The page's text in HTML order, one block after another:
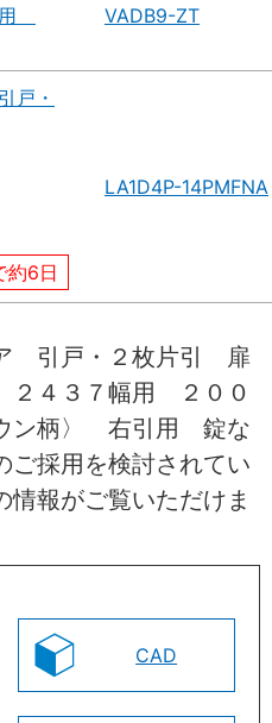
VADB9-ZT
戸・
約6日
LA1D4P-14PMFNA
引戸・２枚片引 扉
４３７幅用 ２００
ン柄〉 右引用 錠な
採用を検討されてい
情報がご覧いただけま
CAD